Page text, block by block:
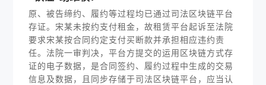
原、被告缔约、履约等过程均已通过司法区块链平台
存证。宋某未按约支付租金，故租赁平台起诉至法院
要求宋某按合同约定支付买断款并承担相应违约责
任。法院一审判决，平台方提交的运用区块链方式存
证的电子数据，是合同签约、履约过程中生成的交易
信息及数据，且同步存储于司法区块链平台，应当认